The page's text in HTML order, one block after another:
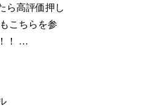
ら高評価押し
こちらを参
！ …